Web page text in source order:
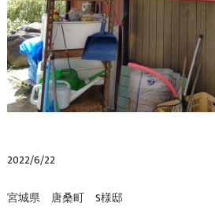
2022/6/22
宮城県 唐桑町 S様邸